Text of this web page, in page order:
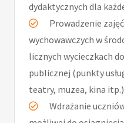
dydaktycznych dla
Prowadzenie
wychowawczych w
licznych wycieczkach
publicznej (punkty
teatry, muzea, kina itp.)
Wdrażanie